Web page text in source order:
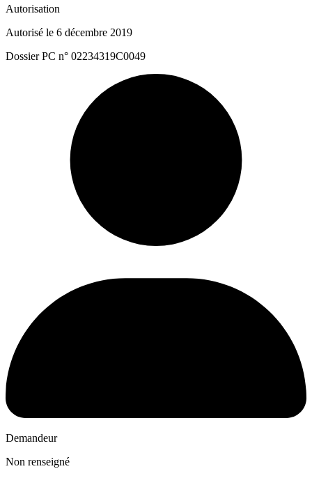
Autorisation
Autorisé le 6 décembre 2019
Dossier PC n° 02234319C0049
Demandeur
Non renseigné